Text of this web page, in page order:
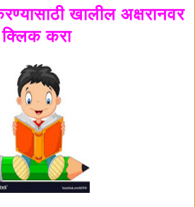
खालील अक्षरानवर
क्लिक करा